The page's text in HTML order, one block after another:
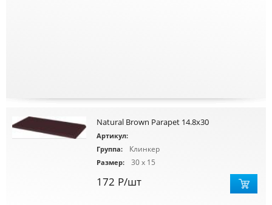
Natural Brown Parapet 14.8x30
Артикул:
Группа:
Клинкер
Размер: 30 x 15
172 Р/шт